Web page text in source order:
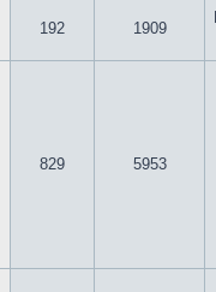
192 1909
829 5953